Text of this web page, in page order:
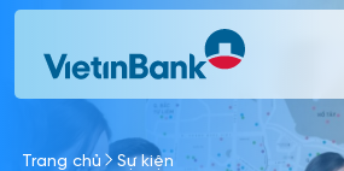
Skip to Main Content
Trang chủ Sự kiện